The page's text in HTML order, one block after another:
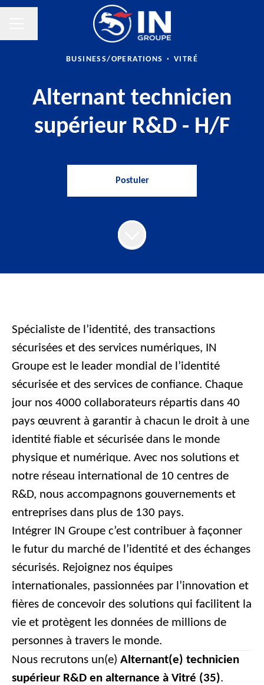
BUSINESS/OPERATIONS · VITRÉ
Alternant technicien
supérieur R&D - H/F
Postuler
Spécialiste de l’identité, des transactions
sécurisées et des services numériques, IN
Groupe est le leader mondial de l’identité
sécurisée et des services de confiance. Chaque
jour nos 4000 collaborateurs répartis dans 40
pays œuvrent à garantir à chacun le droit à une
identité fiable et sécurisée dans le monde
physique et numérique. Avec nos solutions et
notre réseau international de 10 centres de
R&D, nous accompagnons gouvernements et
entreprises dans plus de 130 pays.
Intégrer IN Groupe c’est contribuer à façonner
le futur du marché de l’identité et des échanges
sécurisés. Rejoignez nos équipes
internationales, passionnées par l’innovation et
fières de concevoir des solutions qui facilitent la
vie et protègent les données de millions de
personnes à travers le monde.
Nous recrutons un(e) Alternant(e) technicien
supérieur R&D en alternance à Vitré (35).